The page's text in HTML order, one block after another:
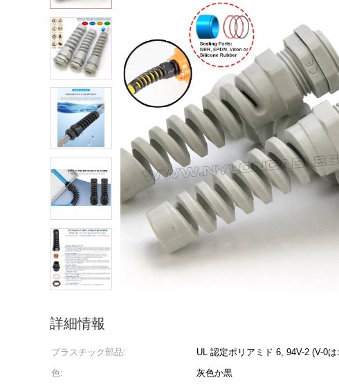
詳細情報
プラスチック部品: UL 認定ポリアミド 6, 94V-2 (V-0
色:
灰色か黒